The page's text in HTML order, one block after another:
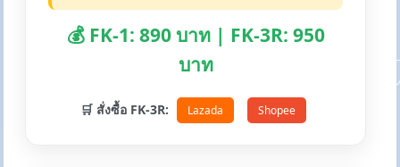
💰 FK-1: 890 บาท | FK-3R: 950
บาท
🛒 สั่งซื้อ FK-3R: Lazada Shopee